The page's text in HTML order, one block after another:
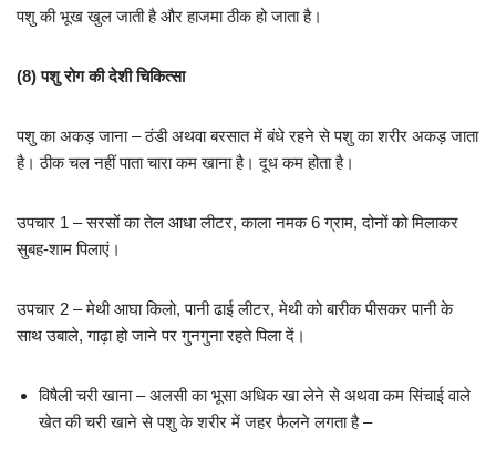
पशु की भूख खुल जाती है और हाजमा ठीक हो जाता है।
(8)पशु रोग की देशी चिकित्सा
पशु का अकड़ जाना – ठंडी अथवा बरसात में बंधे रहने से पशु का शरीर अकड़ जाता
है। ठीक चल नहीं पाता चारा कम खाना है। दूध कम होता है।
उपचार 1 – सरसों का तेल आधा लीटर, काला नमक 6 ग्राम, दोनों को मिलाकर
सुबह-शाम पिलाएं।
उपचार 2 – मेथी आघा किलो, पानी ढाई लीटर, मेथी को बारीक पीसकर पानी के
साथ उबाले, गाढ़ा हो जाने पर गुनगुना रहते पिला दें।
विषैली चरी खाना – अलसी का भूसा अधिक खा लेने से अथवा कम सिंचाई वाले
खेत की चरी खाने से पशु के शरीर में जहर फैलने लगता है –